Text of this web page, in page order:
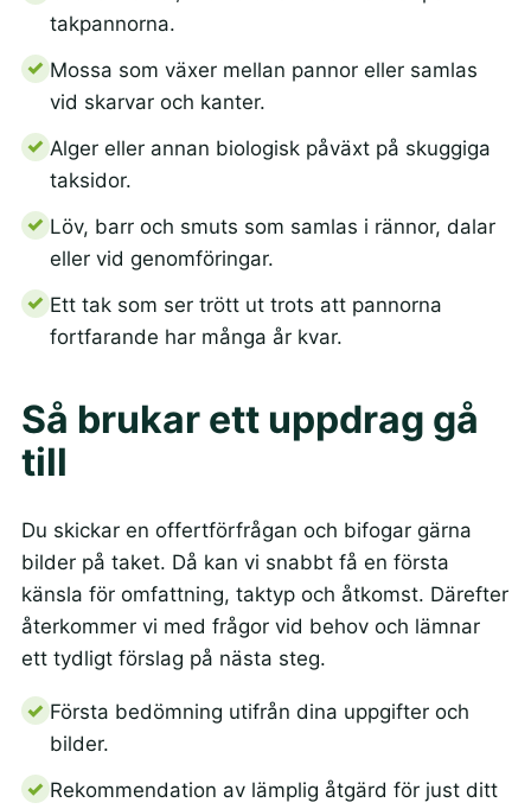
takpannorna.
Mossa som växer mellan pannor eller samlas
vid skarvar och kanter.
Alger eller annan biologisk påväxt på skuggiga
taksidor.
Löv, barr och smuts som samlas i rännor, dalar
eller vid genomföringar.
Ett tak som ser trött ut trots att pannorna
fortfarande har många år kvar.
Så brukar ett uppdrag gå
till
Du skickar en offertförfrågan och bifogar gärna
bilder på taket. Då kan vi snabbt få en första
känsla för omfattning, taktyp och åtkomst. Därefter
återkommer vi med frågor vid behov och lämnar
ett tydligt förslag på nästa steg.
Första bedömning utifrån dina uppgifter och
bilder.
Rekommendation av lämplig åtgärd för just ditt